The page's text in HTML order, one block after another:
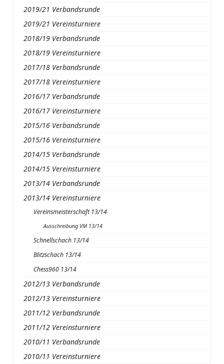
2019/21 Verbandsrunde
2019/21 Vereinsturniere
2018/19 Verbandsrunde
2018/19 Vereinsturniere
2017/18 Verbandsrunde
2017/18 Vereinsturniere
2016/17 Verbandsrunde
2016/17 Vereinsturniere
2015/16 Verbandsrunde
2015/16 Vereinsturniere
2014/15 Verbandsrunde
2014/15 Vereinsturniere
2013/14 Verbandsrunde
2013/14 Vereinsturniere
Vereinsmeisterschaft 13/14
Ausschreibung VM 13/14
Schnellschach 13/14
Blitzschach 13/14
Chess960 13/14
2012/13 Verbandsrunde
2012/13 Vereinsturniere
2011/12 Verbandsrunde
2011/12 Vereinsturniere
2010/11 Verbandsrunde
2010/11 Vereinsturniere